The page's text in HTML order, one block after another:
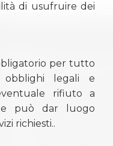
di usufruire dei
per tutto
legali e
rifiuto a
può dar luogo
richiesti..